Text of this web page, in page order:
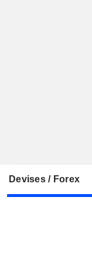
Devises / Forex